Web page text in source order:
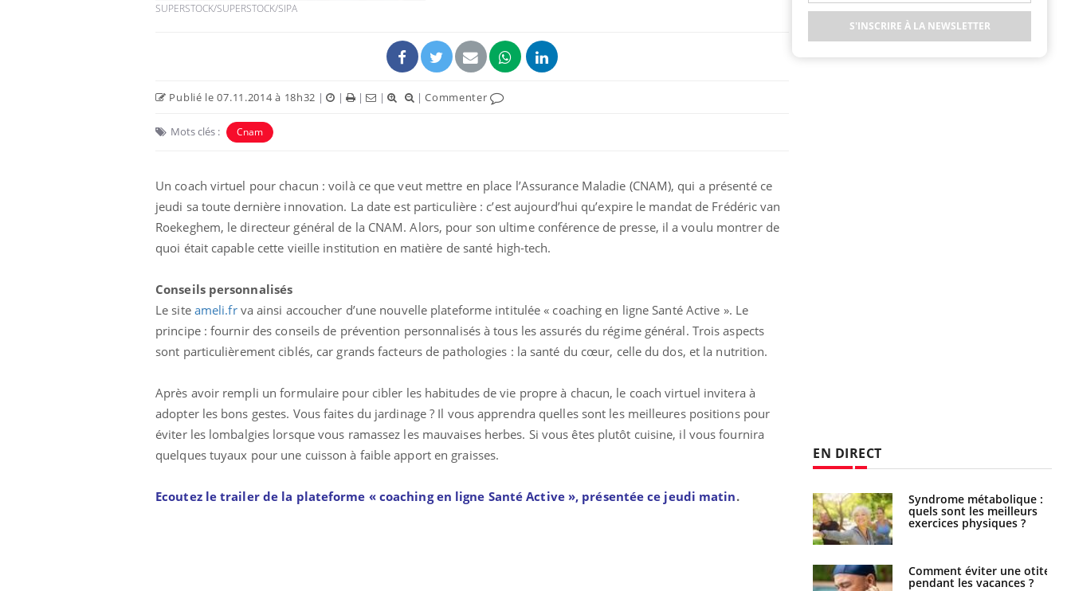
SUPERSTOCK/SUPERSTOCK/SIPA
Publié le 07.11.2014 à 18h32 | | | | |Commenter
Mots clés : Cnam
Un coach virtuel pour chacun : voilà ce que veut mettre en place l’Assurance Maladie (CNAM), qui a présenté ce
jeudi sa toute dernière innovation. La date est particulière : c’est aujourd’hui qu’expire le mandat de Frédéric van
Roekeghem, le directeur général de la CNAM. Alors, pour son ultime conférence de presse, il a voulu montrer de
quoi était capable cette vieille institution en matière de santé high-tech.
Conseils personnalisés
Le site ameli.frva ainsi accoucher d’une nouvelle plateforme intitulée « coaching en ligne Santé Active ». Le
principe : fournir des conseils de prévention personnalisés à tous les assurés du régime général. Trois aspects
sont particulièrement ciblés, car grands facteurs de pathologies : la santé du cœur, celle du dos, et la nutrition.
Après avoir rempli un formulaire pour cibler les habitudes de vie propre à chacun, le coach virtuel invitera à
adopter les bons gestes. Vous faites du jardinage ? Il vous apprendra quelles sont les meilleures positions pour
éviter les lombalgies lorsque vous ramassez les mauvaises herbes. Si vous êtes plutôt cuisine, il vous fournira
quelques tuyaux pour une cuisson à faible apport en graisses.
Ecoutez le trailer de la plateforme « coaching en ligne Santé Active », présentée ce jeudi matin.
EN DIRECT
Fatigue en vacances : Les troubles du sommeil Syndrome métabolique :
quels sont les meilleurs
exercices physiques ?
Comment éviter une otite
pendant les vacances ?
S'INSCRIRE À LA NEWSLETTER